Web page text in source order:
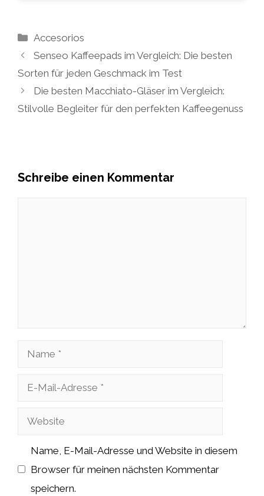
Kategorien
Accesorios
Senseo Kaffeepads im Vergleich: Die besten
Sorten für jeden Geschmack im Test
Die besten Macchiato-Gläser im Vergleich:
Stilvolle Begleiter für den perfekten Kaffeegenuss
Schreibe einen Kommentar
Name
Adresse
Website
Name, E-Mail-Adresse und Website in diesem
Browser für meinen nächsten Kommentar
speichern.